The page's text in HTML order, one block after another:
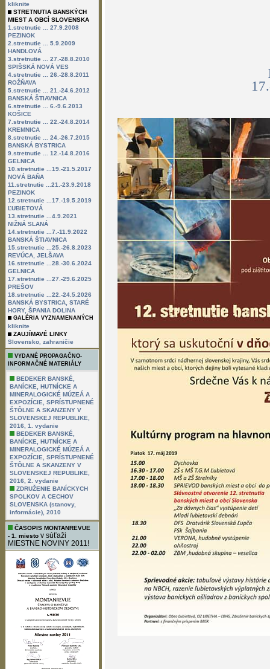
kliknite
STRETNUTIA BANSKÝCH
MIEST A OBCÍ SLOVENSKA
1.stretnutie ... 27.9.2008
PEZINOK
2.stretnutie ... 5.9.2009
HANDLOVÁ
3.stretnutie ... 27.-28.8.2010
SPIŠSKÁ NOVÁ VES
4.stretnutie ... 26.-28.8.2011
ROŽŇAVA
5.stretnutie ... 21.-24.6.2012
BANSKÁ ŠTIAVNICA
6.stretnutie ... 6.-9.6.2013
KOŠICE
7.stretnutie ... 22.-24.8.2014
KREMNICA
8.stretnutie ... 24.-26.7.2015
BANSKÁ BYSTRICA
9.stretnutie ... 12.-14.8.2016
GELNICA
10.stretnutie ...19.-21.5.2017
NOVÁ BAŇA
11.stretnutie ...21.-23.9.2018
PEZINOK
12.stretnutie ...17.-19.5.2019
ĽUBIETOVÁ
13.stretnutie ...4.9.2021
NIŽNÁ SLANÁ
14.stretnutie ...7.-11.9.2022
BANSKÁ ŠTIAVNICA
15.stretnutie ...25.-26.8.2023
REVÚCA, JELŠAVA
16.stretnutie ...28.-30.6.2024
GELNICA
17.stretnutie ...27.-29.6.2025
PREŠOV
18.stretnutie ...22.-24.5.2026
BANSKÁ BYSTRICA, STARÉ
HORY, ŠPANIA DOLINA
GALÉRIA VYZNAMENANÝCH
kliknite
ZAUJÍMAVÉ LINKY
Slovensko zahraničie
VYDANÉ PROPAGAČNO-
INFORMAČNÉ MATERIÁLY
BEDEKER BANSKÉ,
BANÍCKE, HUTNÍCKE A
MINERALOGICKÉ MÚZEÁ A
EXPOZÍCIE, SPRÍSTUPNENÉ
ŠTÔLNE A SKANZENY V
SLOVENSKEJ REPUBLIKE,
2016, 1. vydanie
BEDEKER BANSKÉ,
BANÍCKE, HUTNÍCKE A
MINERALOGICKÉ MÚZEÁ A
EXPOZÍCIE, SPRÍSTUPNENÉ
ŠTÔLNE A SKANZENY V
SLOVENSKEJ REPUBLIKE,
2016, 2. vydanie
ZDRUŽENIE BANÍCKYCH
SPOLKOV A CECHOV
SLOVENSKA (stanovy,
informácie), 2010
ČASOPIS MONTANREVUE
- 1. miesto v súťaži
MIESTNE NOVINY 2011!